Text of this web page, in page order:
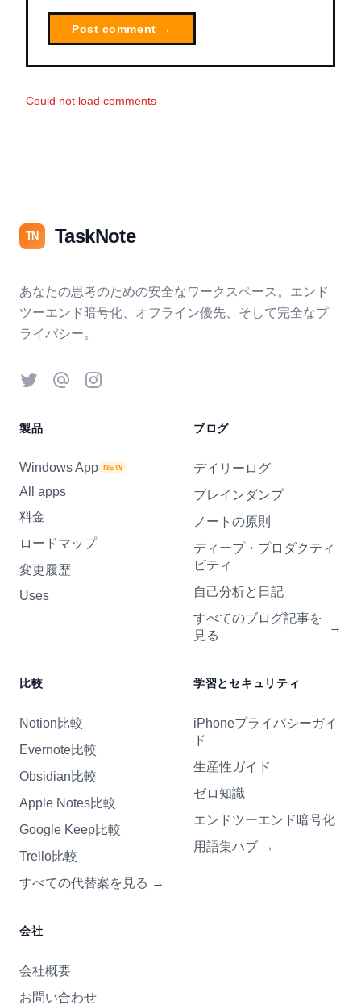
Post comment →
Could not load comments
TN TaskNote
あなたの思考のための安全なワークスペース。エンド
ツーエンド暗号化、オフライン優先、そして完全なプ
ライバシー。
TwitterThreadsInstagram
製品
Windows App NEW
All apps
料金
ロードマップ
変更履歴
Uses
ブログ
デイリーログ
ブレインダンプ
ノートの原則
ディープ・プロダクティ
ビティ
自己分析と日記
すべてのブログ記事を
見る
→
比較
Notion比較
Evernote比較
Obsidian比較
Apple Notes比較
Google Keep比較
Trello比較
すべての代替案を見る →
学習とセキュリティ
iPhoneプライバシーガイ
ド
生産性ガイド
ゼロ知識
エンドツーエンド暗号化
用語集ハブ →
会社
会社概要
お問い合わせ